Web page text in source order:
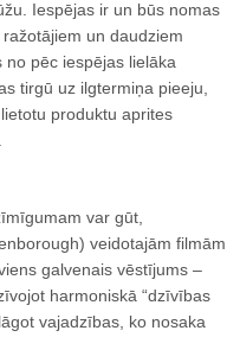
Iespējas ir un būs nomas
un daudziem
pēc iespējas lielāka
tirgū uz ilgtermiņa pieeju,
produktu aprites
var gūt,
veidotajām filmām
galvenais vēstījums –
harmoniskā “dzīvības
vajadzības, ko nosaka